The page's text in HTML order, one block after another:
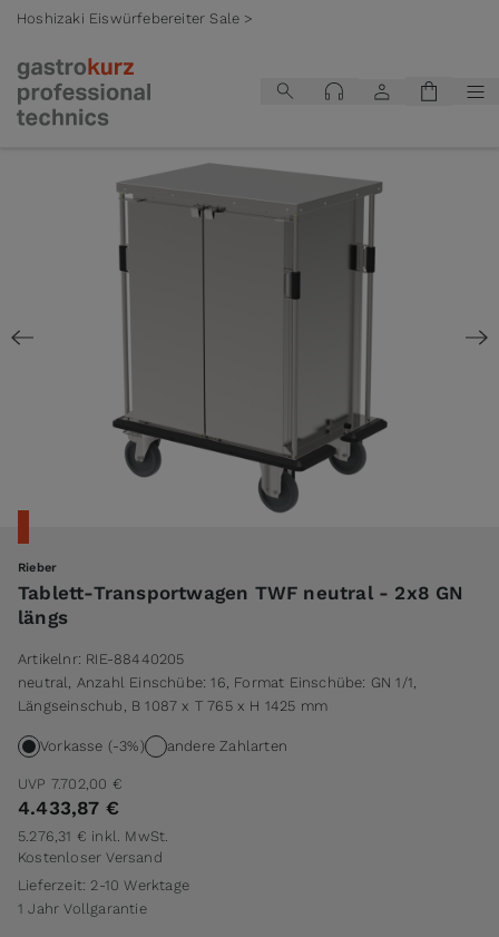
Hoshizaki Eiswürfebereiter Sale >
Rieber
Tablett-Transportwagen TWF neutral - 2x8 GN
längs
Artikelnr: RIE-88440205
neutral, Anzahl Einschübe: 16, Format Einschübe: GN 1/1,
Längseinschub, B 1087 x T 765 x H 1425 mm
Vorkasse (-3%) andere Zahlarten
UVP 7.702,00 €
4.433,87 €
5.276,31 € inkl. MwSt.
Kostenloser Versand
Lieferzeit: 2-10 Werktage
1 Jahr Vollgarantie